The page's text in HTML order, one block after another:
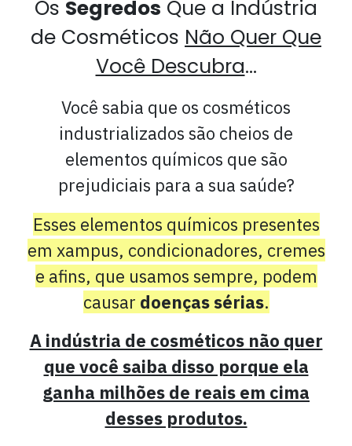
Os Segredos Que a Indústria
de Cosméticos Não Quer Que
Você Descubra...
Você sabia que os cosméticos
industrializados são cheios de
elementos químicos que são
prejudiciais para a sua saúde?
Esses elementos químicos presentes
em xampus, condicionadores, cremes
e afins, que usamos sempre, podem
causar doenças sérias.
A indústria de cosméticos não quer
que você saiba disso porque ela
ganha milhões de reais em cima
desses produtos.